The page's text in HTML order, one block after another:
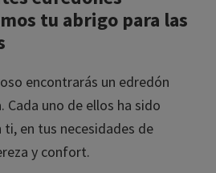
edredones
tu abrigo para
encontrarás un edredón
uno de ellos ha sido
en tus necesidades de